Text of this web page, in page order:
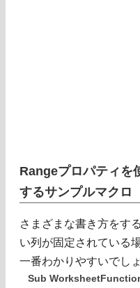
Rangeプロパティを
するサンプルマクロ
さまざまな書き方をす
い列が固定されている
一番わかりやすいでしょ
Sub